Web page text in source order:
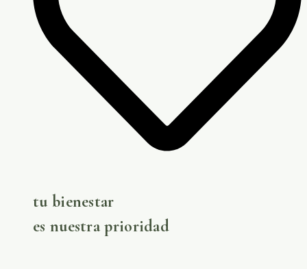
tu bienestar
es nuestra prioridad